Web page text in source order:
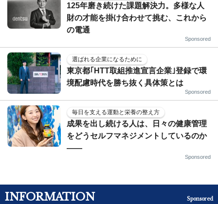
125年磨き続けた課題解決力。多様な人
財の才能を掛け合わせて挑む、これから
の電通
Sponsored
選ばれる企業になるために
東京都｢HTT取組推進宣言企業｣登録で環
境配慮時代を勝ち抜く具体策とは
Sponsored
毎日を支える運動と栄養の整え方
成果を出し続ける人は、日々の健康管理
をどうセルフマネジメントしているのか
——
Sponsored
INFORMATION Sponsored